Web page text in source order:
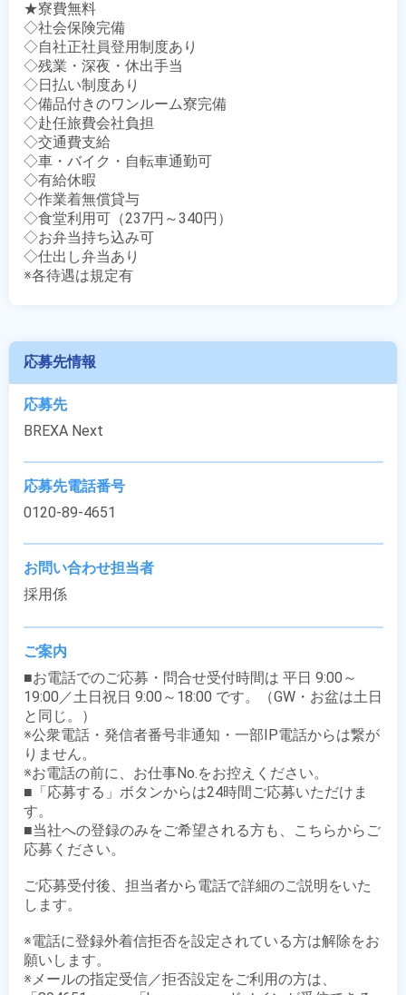
★寮費無料
◇社会保険完備
◇自社正社員登用制度あり
◇残業・深夜・休出手当
◇日払い制度あり
◇備品付きのワンルーム寮完備
◇赴任旅費会社負担
◇交通費支給
◇車・バイク・自転車通勤可
◇有給休暇
◇作業着無償貸与
◇食堂利用可（237円～340円）
◇お弁当持ち込み可
◇仕出し弁当あり
※各待遇は規定有
応募先情報
応募先
BREXA Next
応募先電話番号
0120-89-4651
お問い合わせ担当者
採用係
ご案内
■お電話でのご応募・問合せ受付時間は 平日 9:00～
19:00／土日祝日 9:00～18:00 です。（GW・お盆は土日
と同じ。）
※公衆電話・発信者番号非通知・一部IP電話からは繋が
りません。
※お電話の前に、お仕事No.をお控えください。
■「応募する」ボタンからは24時間ご応募いただけま
す。
■当社への登録のみをご希望される方も、こちらからご
応募ください。
ご応募受付後、担当者から電話で詳細のご説明をいた
します。
※電話に登録外着信拒否を設定されている方は解除をお
願いします。
※メールの指定受信／拒否設定をご利用の方は、